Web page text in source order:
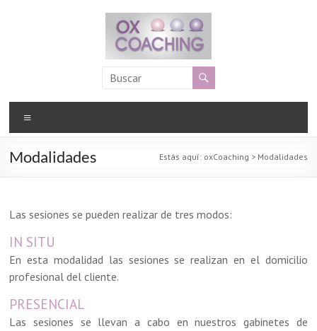
oxCoaching
Llamanos
948
Modalidades Estás aquí: oxCoaching > Modalidades
Las sesiones se pueden realizar de tres modos:
IN SITU
En esta modalidad las sesiones se realizan en el domicilio
profesional del cliente.
PRESENCIAL
Las sesiones se llevan a cabo en nuestros gabinetes de